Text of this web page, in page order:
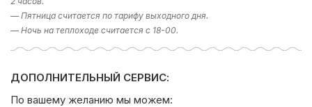
*Цена на сезон 2023 года;
*минимальная аренда 2 часа;
*стоимость уборки на теплоходе — 2500/5000 руб.;
*при заказе ресторанного обслуживания время на
подготовку/уборку и вывоз мусора оплачивается по
— Пятница считается по тарифу выходного дня.
— Ночь на теплоходе считается с 18-00.
ДОПОЛНИТЕЛЬНЫЙ СЕРВИС:
По вашему желанию мы можем: